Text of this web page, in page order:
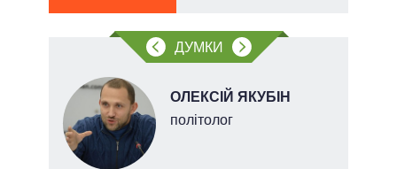
ДУМКИ
ОЛЕКСІЙ ЯКУБІН
політолог